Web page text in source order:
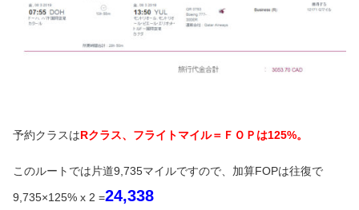
予約クラスはRクラス、フライトマイル＝ＦＯＰは125%。
このルートでは片道9,735マイルですので、加算FOPは往復で
9,735×125% x 2 =24,338